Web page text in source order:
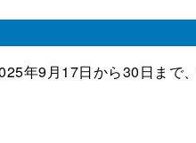
年9月17日から30日まで